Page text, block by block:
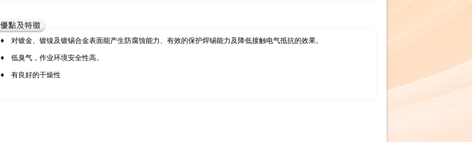
♦ 对镀金、镀镍及镀锡合金表面能产生防腐蚀能力、有效的保护焊锡能力及降低接触电气抵抗的效果。
♦ 低臭气，作业环境安全性高。
♦ 有良好的干燥性